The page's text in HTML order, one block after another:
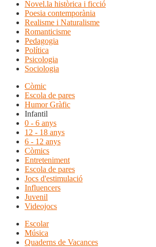
Novel.la històrica i ficció
Poesia contemporània
Realisme i Naturalisme
Romanticisme
Pedagogia
Política
Psicologia
Sociologia
Còmic
Escola de pares
Humor Gràfic
Infantil
0 - 6 anys
12 - 18 anys
6 - 12 anys
Còmics
Entreteniment
Escola de pares
Jocs d'estimulació
Influencers
Juvenil
Videojocs
Escolar
Música
Quaderns de Vacances